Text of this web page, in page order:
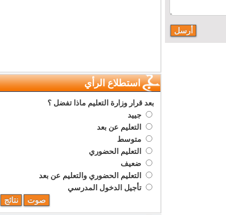
استطلاع الرأي
بعد قرار وزارة التعليم ماذا تفضل ؟
جييد
التعليم عن بعد
متوسط
التعليم الحضوري
ضعيف
التعليم الحضوري والتعليم عن بعد
تأجيل الدخول المدرسي